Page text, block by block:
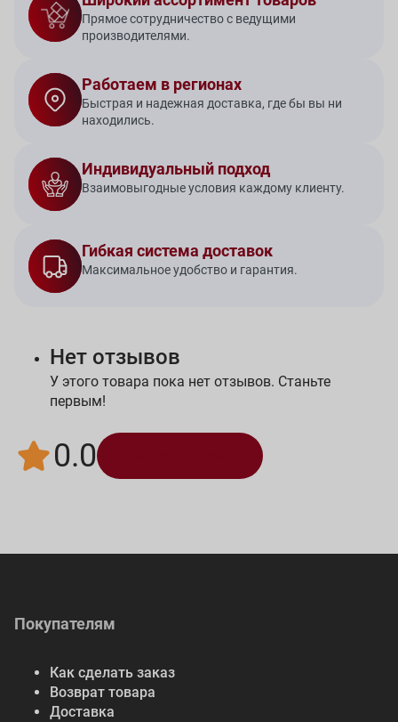
Прямое сотрудничество с ведущими
производителями.
Работаем в регионах
Быстрая и надежная доставка, где бы вы ни
находились.
Индивидуальный подход
Взаимовыгодные условия каждому клиенту.
Гибкая система доставок
Максимальное удобство и гарантия.
Нет отзывов
У этого товара пока нет отзывов. Станьте
первым!
0.0
Покупателям
Как сделать заказ
Возврат товара
Доставка